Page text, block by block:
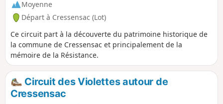
Moyenne
Départ à Cressensac (Lot)
Ce circuit part à la découverte du patrimoine historique de
la commune de Cressensac et principalement de la
mémoire de la Résistance.
Circuit des Violettes autour de
Cressensac